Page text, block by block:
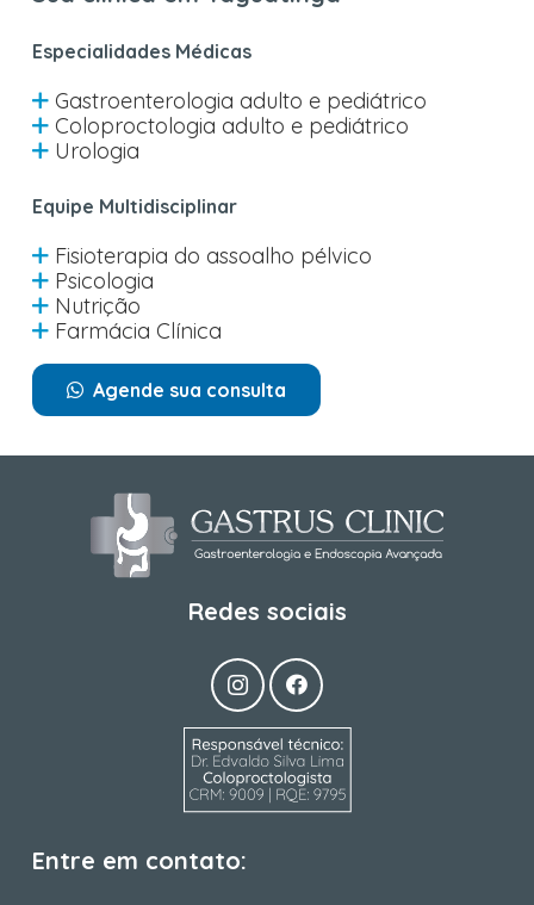
Especialidades Médicas
Gastroenterologia adulto e pediátrico
Coloproctologia adulto e pediátrico
Urologia
Equipe Multidisciplinar
Fisioterapia do assoalho pélvico
Psicologia
Nutrição
Farmácia Clínica
Agende sua consulta
Redes sociais
Entre em contato: